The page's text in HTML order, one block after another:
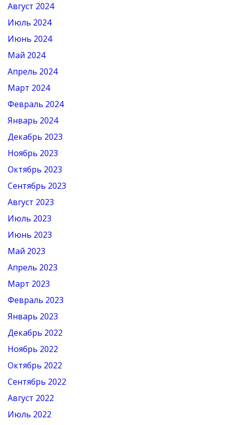
Август 2024
Июль 2024
Июнь 2024
Май 2024
Апрель 2024
Март 2024
Февраль 2024
Январь 2024
Декабрь 2023
Ноябрь 2023
Октябрь 2023
Сентябрь 2023
Август 2023
Июль 2023
Июнь 2023
Май 2023
Апрель 2023
Март 2023
Февраль 2023
Январь 2023
Декабрь 2022
Ноябрь 2022
Октябрь 2022
Сентябрь 2022
Август 2022
Июль 2022